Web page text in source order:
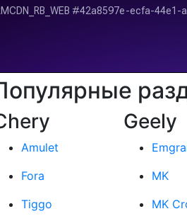
Amulet
Fora
Tiggo
Geely
MK
MK